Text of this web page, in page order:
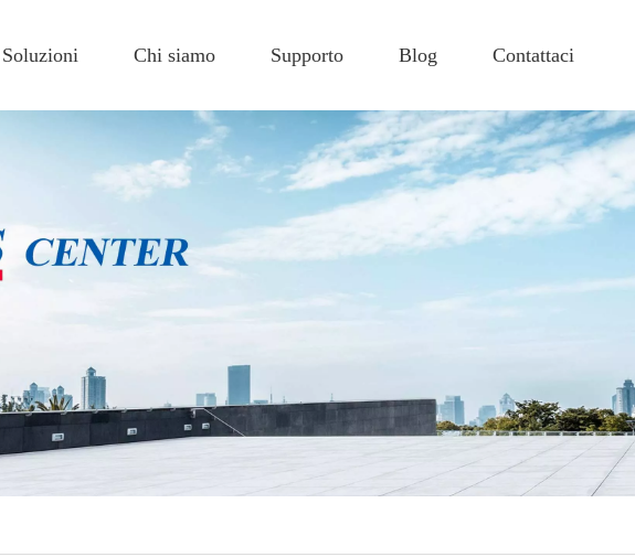
Soluzioni Chi siamo Supporto Blog Contattaci